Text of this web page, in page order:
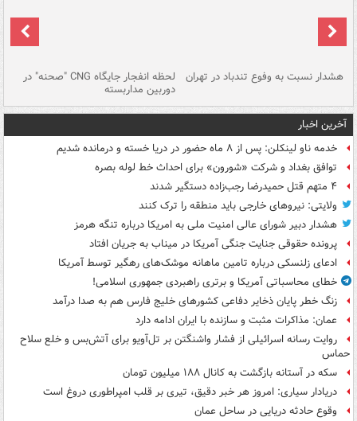
هشدار نسبت به وفوع تندباد در تهران لحظه انفجار جایگاه CNG "صحنه" در
دوربین مداربسته
آخرین اخبار
خدمه ناو لینکلن: پس از ۸ ماه حضور در دریا خسته و درمانده‌ شدیم
توافق بغداد و شرکت «شورون» برای احداث خط لوله بصره
۴ متهم قتل حمیدرضا رجب‌زاده دستگیر شدند
ولایتی: نیروهای خارجی باید منطقه را ترک کنند
هشدار دبیر شورای عالی امنیت ملی به امریکا درباره تنگه هرمز
پرونده حقوقی جنایت جنگی آمریکا در میناب به جریان افتاد
ادعای زلنسکی درباره تامین ماهانه موشک‌های رهگیر توسط آمریکا
خطای محاسباتی آمریکا و برتری راهبردی جمهوری اسلامی!
زنگ خطر پایان ذخایر دفاعی کشورهای خلیج فارس هم به صدا درآمد
عمان: مذاکرات مثبت و سازنده با ایران ادامه دارد
روایت رسانه اسرائیلی از فشار واشنگتن بر تل‌آویو برای آتش‌بس و خلع سلاح
حماس
سکه در آستانه بازگشت به کانال ۱۸۸ میلیون تومان
دریادار سیاری: امروز هر خبر دقیق، تیری بر قلب امپراطوری دروغ است
وقوع حادثه دریایی در ساحل عمان